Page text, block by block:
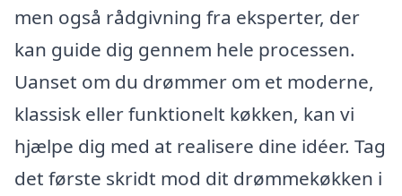
men også rådgivning fra eksperter, der
kan guide dig gennem hele processen.
Uanset om du drømmer om et moderne,
klassisk eller funktionelt køkken, kan vi
hjælpe dig med at realisere dine idéer. Tag
det første skridt mod dit drømmekøkken i